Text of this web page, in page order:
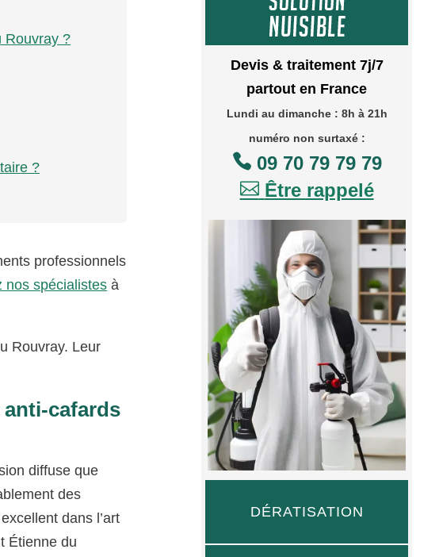
Rouvray ?
?
professionnels
nos spécialistes à
Rouvray. Leur
cafards
diffuse que
des
dans l’art
Étienne du
Devis & traitement 7j/7
partout en France
Lundi au dimanche : 8h à 21h
numéro non surtaxé :
09 70 79 79 79
 Être rappelé
DÉRATISATION